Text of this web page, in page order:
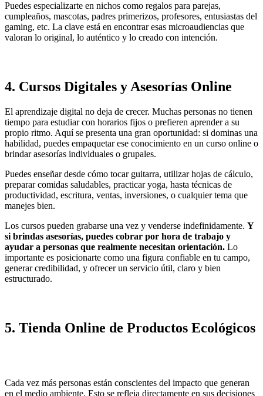
Puedes especializarte en nichos como regalos para parejas,
cumpleaños, mascotas, padres primerizos, profesores, entusiastas del
gaming, etc. La clave está en encontrar esas microaudiencias que
valoran lo original, lo auténtico y lo creado con intención.
4. Cursos Digitales y Asesorías Online
El aprendizaje digital no deja de crecer. Muchas personas no tienen
tiempo para estudiar con horarios fijos o prefieren aprender a su
propio ritmo. Aquí se presenta una gran oportunidad: si dominas una
habilidad, puedes empaquetar ese conocimiento en un curso online o
brindar asesorías individuales o grupales.
Puedes enseñar desde cómo tocar guitarra, utilizar hojas de cálculo,
preparar comidas saludables, practicar yoga, hasta técnicas de
productividad, escritura, ventas, inversiones, o cualquier tema que
manejes bien.
Los cursos pueden grabarse una vez y venderse indefinidamente. Y
si brindas asesorías, puedes cobrar por hora de trabajo y
ayudar a personas que realmente necesitan orientación. Lo
importante es posicionarte como una figura confiable en tu campo,
generar credibilidad, y ofrecer un servicio útil, claro y bien
estructurado.
5. Tienda Online de Productos Ecológicos
Cada vez más personas están conscientes del impacto que generan
en el medio ambiente. Esto se refleja directamente en sus decisiones